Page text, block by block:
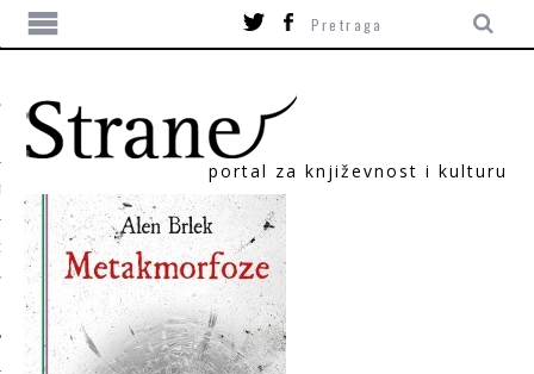
portal za književnost i kulturu